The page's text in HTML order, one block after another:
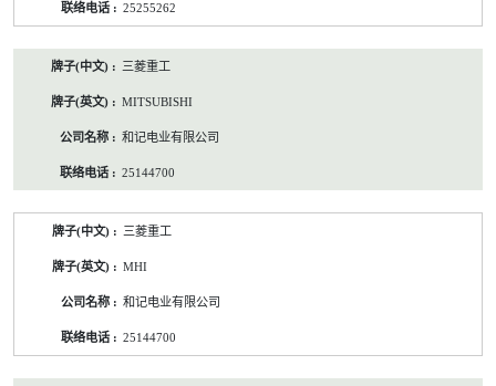
25255262
三菱重工
MITSUBISHI
和记电业有限公司
25144700
三菱重工
MHI
和记电业有限公司
25144700